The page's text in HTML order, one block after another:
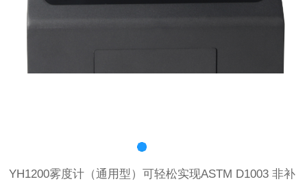
YH1200雾度计（通用型）可轻松实现ASTM D1003 非补